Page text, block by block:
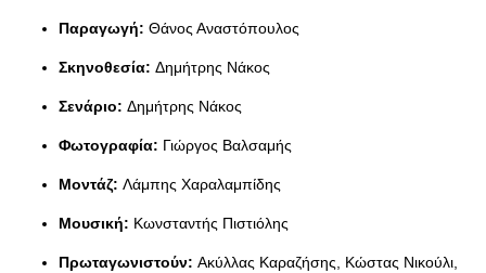
Παραγωγή: Θάνος Αναστόπουλος
Σκηνοθεσία: Δημήτρης Νάκος
Σενάριο: Δημήτρης Νάκος
Φωτογραφία: Γιώργος Βαλσαμής
Μοντάζ: Λάμπης Χαραλαμπίδης
Μουσική: Κωνσταντής Πιστιόλης
Πρωταγωνιστούν: Ακύλλας Καραζήσης, Κώστας Νικούλι,